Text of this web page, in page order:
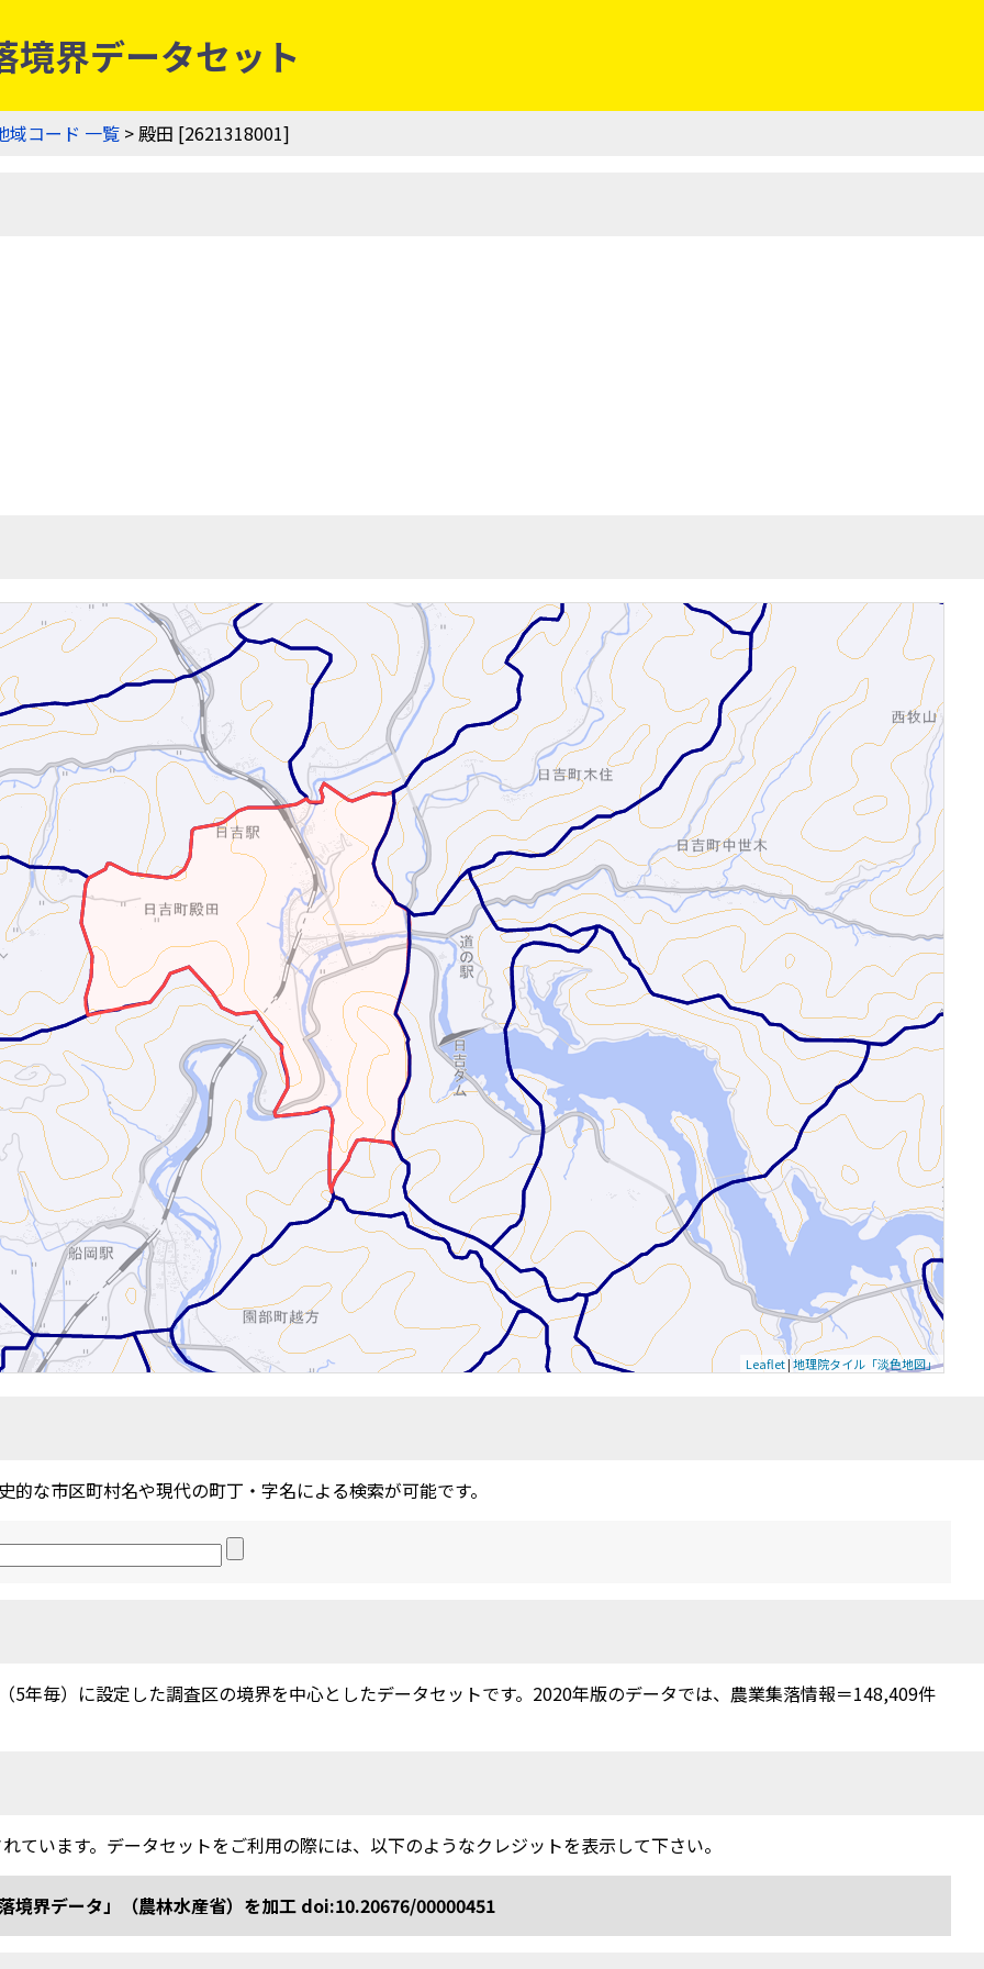
界データセット
域コード 一覧 > 殿田 [2621318001]
Leaflet|地理院タイル「淡色地図」
的な市区町村名や現代の町丁・字名による検索が可能です。
5年毎）に設定した調査区の境界を中心としたデータセットです。2020年版のデータでは、農業集落情報＝148,409件
ています。データセットをご利用の際には、以下のようなクレジットを表示して下さい。
境界データ」（農林水産省）を加工 doi:10.20676/00000451